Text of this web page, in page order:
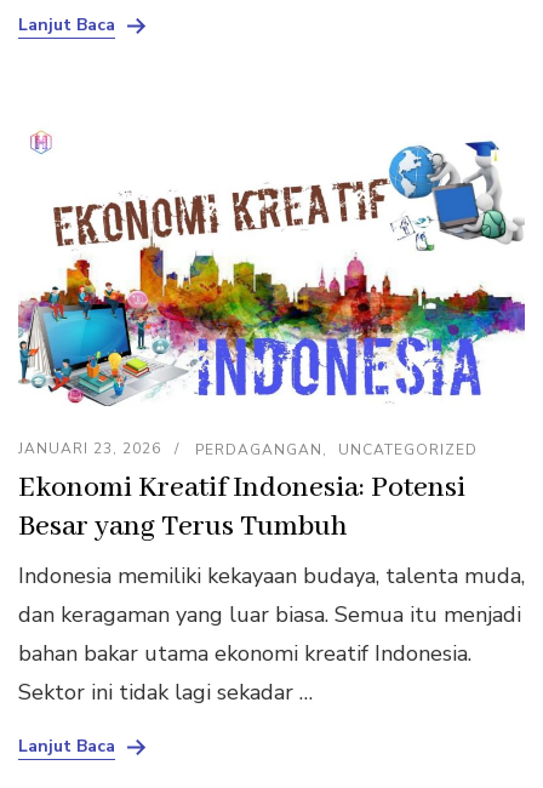
Lanjut Baca
JANUARI 23, 2026 PERDAGANGAN UNCATEGORIZED
Ekonomi Kreatif Indonesia: Potensi
Besar yang Terus Tumbuh
Indonesia memiliki kekayaan budaya, talenta muda,
dan keragaman yang luar biasa. Semua itu menjadi
bahan bakar utama ekonomi kreatif Indonesia.
Sektor ini tidak lagi sekadar …
Lanjut Baca